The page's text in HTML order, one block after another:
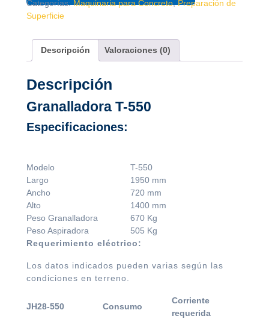
Categorías:Maquinaria para Concreto,Preparación de
Superficie
Descripción Valoraciones (0)
Descripción
Granalladora T-550
Especificaciones:
Modelo
T-550
Largo
1950 mm
Ancho
720 mm
Alto
1400 mm
Peso Granalladora
670 Kg
Peso Aspiradora
505 Kg
Requerimiento eléctrico:
Los datos indicados pueden varias según las
condiciones en terreno.
JH28-550 Consumo
Corriente
requerida